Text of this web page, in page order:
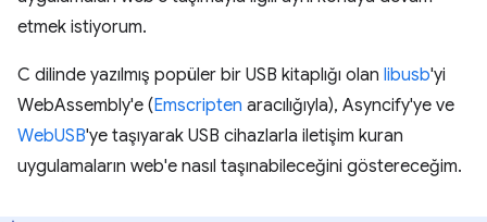
etmek istiyorum.
C dilinde yazılmış popüler bir USB kitaplığı olan libusb'yi
WebAssembly'e (Emscripten aracılığıyla), Asyncify'ye ve
WebUSB'ye taşıyarak USB cihazlarla iletişim kuran
uygulamaların web'e nasıl taşınabileceğini göstereceğim.